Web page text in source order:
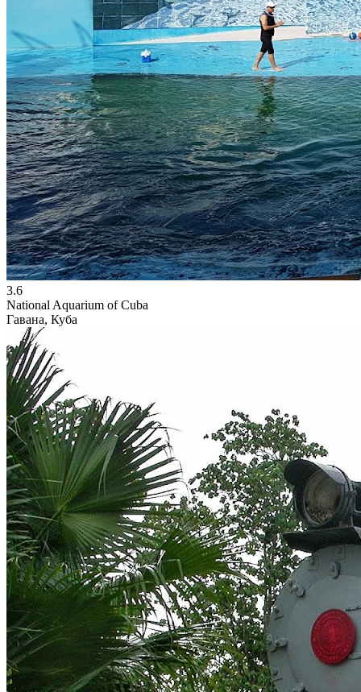
3.6
National Aquarium of Cuba
Гавана, Куба